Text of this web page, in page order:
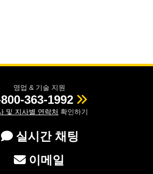
영업 & 기술 지원
363-1992
및 지사별 연락처 확인하기
실시간 채팅
이메일